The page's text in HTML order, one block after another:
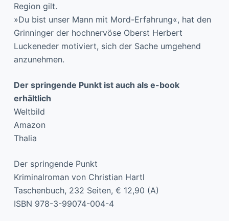
Region gilt.
»Du bist unser Mann mit Mord-Erfahrung«, hat den
Grinninger der hochnervöse Oberst Herbert
Luckeneder motiviert, sich der Sache umgehend
anzunehmen.
Der springende Punkt ist auch als e-book
erhältlich
Weltbild
Amazon
Thalia
Der springende Punkt
Kriminalroman von Christian Hartl
Taschenbuch, 232 Seiten, € 12,90 (A)
ISBN 978-3-99074-004-4